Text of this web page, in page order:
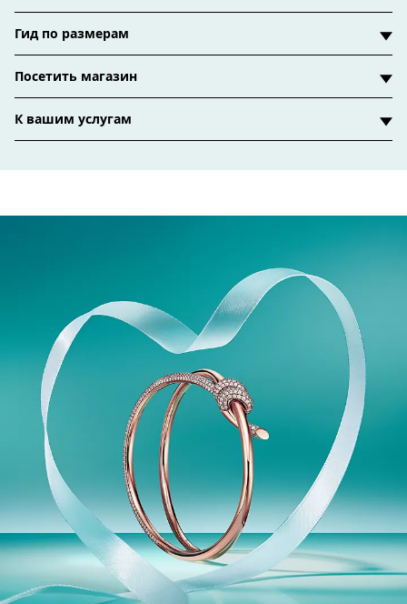
Гид по размерам
Посетить магазин
К вашим услугам